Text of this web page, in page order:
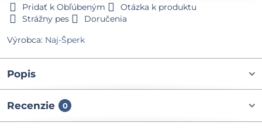
Pridať k Obľúbeným
Otázka k produktu
Strážny pes
Doručenia
Výrobca: Naj-Šperk
Popis
Recenzie 0